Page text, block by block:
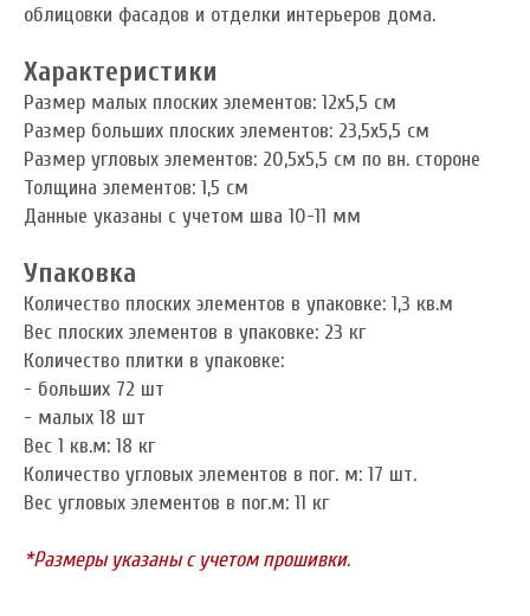
облицовки фасадов и отделки интерьеров дома.
Характеристики
Размер малых плоских элементов: 12x5,5 см
Размер больших плоских элементов: 23,5x5,5 см
Размер угловых элементов: 20,5x5,5 см по вн. стороне
Толщина элементов: 1,5 см
Данные указаны с учетом шва 10-11 мм
Упаковка
Количество плоских элементов в упаковке: 1,3 кв.м
Вес плоских элементов в упаковке: 23 кг
Количество плитки в упаковке:
- больших 72 шт
- малых 18 шт
Вес 1 кв.м: 18 кг
Количество угловых элементов в пог. м: 17 шт.
Вес угловых элементов в пог.м: 11 кг
*Размеры указаны с учетом прошивки.